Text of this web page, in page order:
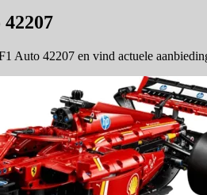
Auto 42207 en vind actuele